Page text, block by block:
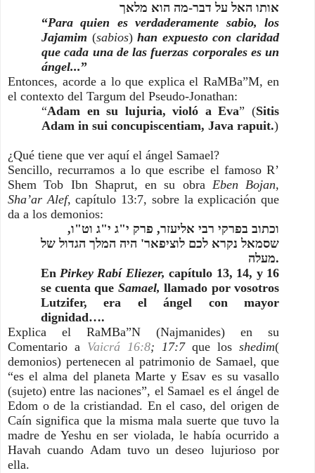
אותו האל על דבר-מה הוא מלאך
“Para quien es verdaderamente sabio, los
Jajamim (sabios) han expuesto con claridad
que cada una de las fuerzas corporales es un
ángel...”
Entonces, acorde a lo que explica el RaMBa”M, en
el contexto del Targum del Pseudo-Jonathan:
“Adam en su lujuria, violó a Eva” (Sitis
Adam in sui concupiscentiam, Java rapuit.)
¿Qué tiene que ver aquí el ángel Samael?
Sencillo, recurramos a lo que escribe el famoso R’
Shem Tob Ibn Shaprut, en su obra Eben Bojan,
Sha’ar Alef, capítulo 13:7, sobre la explicación que
da a los demonios:
מעלה.
En Pirkey Rabí Eliezer, capítulo 13, 14, y 16
se cuenta que Samael, llamado por vosotros
Lutzifer, era el ángel con mayor
dignidad….
Explica el RaMBa”N (Najmanides) en su
Comentario a Vaicrá 16:8; 17:7 que los shedim(
demonios) pertenecen al patrimonio de Samael, que
“es el alma del planeta Marte y Esav es su vasallo
(sujeto) entre las naciones”, el Samael es el ángel de
Edom o de la cristiandad. En el caso, del origen de
Caín significa que la misma mala suerte que tuvo la
madre de Yeshu en ser violada, le había ocurrido a
Havah cuando Adam tuvo un deseo lujurioso por
ella.